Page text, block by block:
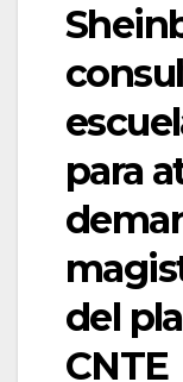
para
del
CNTE